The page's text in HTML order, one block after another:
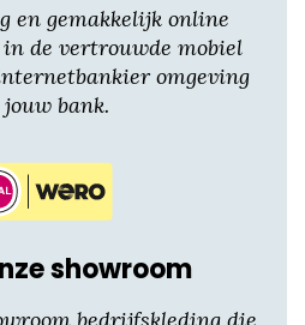
en gemakkelijk online
in de vertrouwde mobiel
omgeving
bank.
showroom